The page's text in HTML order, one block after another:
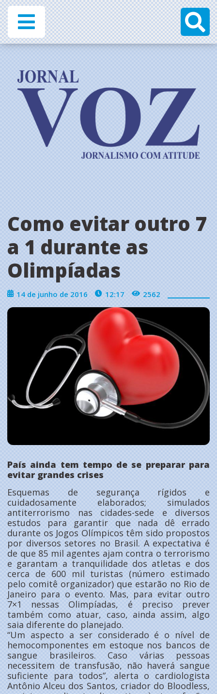
Como evitar outro 7
a 1 durante as
Olimpíadas
14 de junho de 2016 12:17 2562
País ainda tem tempo de se preparar para
evitar grandes crises
Esquemas de segurança rígidos e
cuidadosamente elaborados; simulados
antiterrorismo nas cidades-sede e diversos
estudos para garantir que nada dê errado
durante os Jogos Olímpicos têm sido propostos
por diversos setores no Brasil. A expectativa é
de que 85 mil agentes ajam contra o terrorismo
e garantam a tranquilidade dos atletas e dos
cerca de 600 mil turistas (número estimado
pelo comitê organizador) que estarão no Rio de
Janeiro para o evento. Mas, para evitar outro
7×1 nessas Olimpíadas, é preciso prever
também como atuar, caso, ainda assim, algo
saia diferente do planejado.
“Um aspecto a ser considerado é o nível de
hemocomponentes em estoque nos bancos de
sangue brasileiros. Caso várias pessoas
necessitem de transfusão, não haverá sangue
suficiente para todos”, alerta o cardiologista
Antônio Alceu dos Santos, criador do Bloodless,